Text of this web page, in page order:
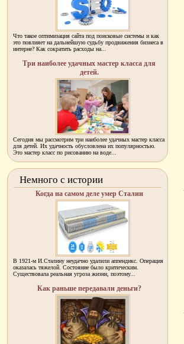
Что такое оптимизация сайта под поисковые системы и как
это повлияет на дальнейшую судьбу продвижения бизнеса в
интерне? Как сократить расходы на...
Три наиболее удачных мастер класса для
детей.
Сегодня мы рассмотрим три наиболее удачных мастер класса
для детей. Их удачность обусловлена их популярностью.
Это мастер класс по рисованию на воде...
Немного с истории
Когда на самом деле умер Сталин
В 1921-м И.Сталину неудачно удалили аппендикс. Операция
оказалась тяжелой. Состояние было критическим.
Существовала реальная угроза жизни, поэтому...
Как раньше передавали деньги?